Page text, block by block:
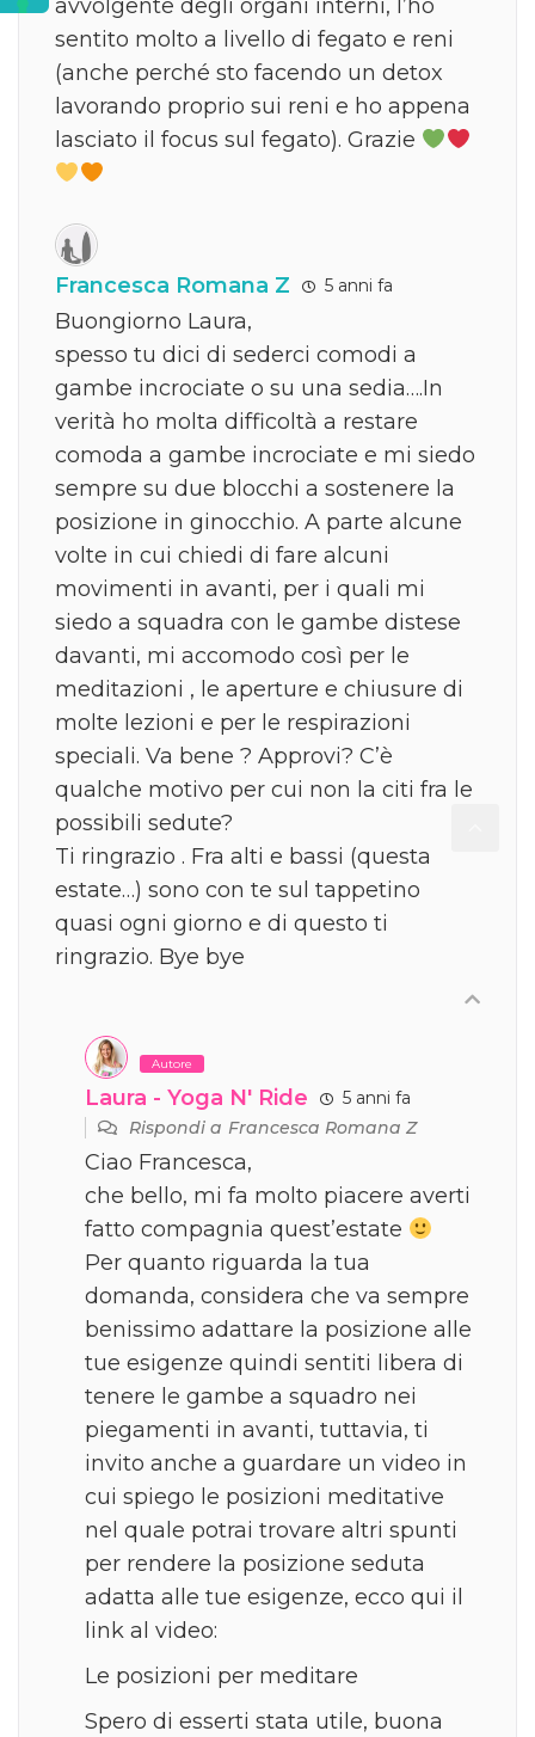
avvolgente degli organi interni, l’ho
sentito molto a livello di fegato e reni
(anche perché sto facendo un detox
lavorando proprio sui reni e ho appena
lasciato il focus sul fegato). Grazie
Francesca Romana Z 5 anni fa
Buongiorno Laura,
spesso tu dici di sederci comodi a
gambe incrociate o su una sedia….In
verità ho molta difficoltà a restare
comoda a gambe incrociate e mi siedo
sempre su due blocchi a sostenere la
posizione in ginocchio. A parte alcune
volte in cui chiedi di fare alcuni
movimenti in avanti, per i quali mi
siedo a squadra con le gambe distese
davanti, mi accomodo così per le
meditazioni , le aperture e chiusure di
molte lezioni e per le respirazioni
speciali. Va bene ? Approvi? C’è
qualche motivo per cui non la citi fra le
possibili sedute?
Ti ringrazio . Fra alti e bassi (questa
estate…) sono con te sul tappetino
quasi ogni giorno e di questo ti
ringrazio. Bye bye
Autore
Laura - Yoga N' Ride
5 anni fa
Rispondi aFrancesca Romana Z
Ciao Francesca,
che bello, mi fa molto piacere averti
fatto compagnia quest’estate
Per quanto riguarda la tua
domanda, considera che va sempre
benissimo adattare la posizione alle
tue esigenze quindi sentiti libera di
tenere le gambe a squadro nei
piegamenti in avanti, tuttavia, ti
invito anche a guardare un video in
cui spiego le posizioni meditative
nel quale potrai trovare altri spunti
per rendere la posizione seduta
adatta alle tue esigenze, ecco qui il
link al video:
Le posizioni per meditare
Spero di esserti stata utile, buona